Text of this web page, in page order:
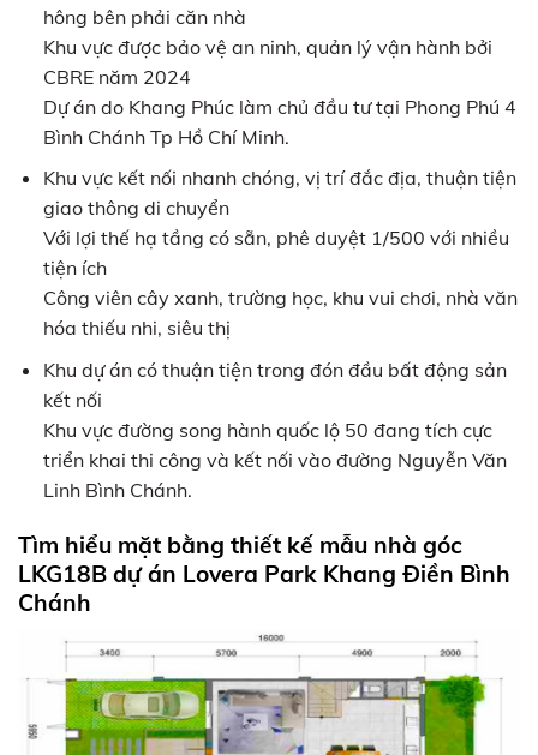
hông bên phải căn nhà
Khu vực được bảo vệ an ninh, quản lý vận hành bởi
CBRE năm 2024
Dự án do Khang Phúc làm chủ đầu tư tại Phong Phú 4
Bình Chánh Tp Hồ Chí Minh.
Khu vực kết nối nhanh chóng, vị trí đắc địa, thuận tiện
giao thông di chuyển
Với lợi thế hạ tầng có sẵn, phê duyệt 1/500 với nhiều
tiện ích
Công viên cây xanh, trường học, khu vui chơi, nhà văn
hóa thiếu nhi, siêu thị
Khu dự án có thuận tiện trong đón đầu bất động sản
kết nối
Khu vực đường song hành quốc lộ 50 đang tích cực
triển khai thi công và kết nối vào đường Nguyễn Văn
Linh Bình Chánh.
Tìm hiểu mặt bằng thiết kế mẫu nhà góc
LKG18B dự án Lovera Park Khang Điền Bình
Chánh